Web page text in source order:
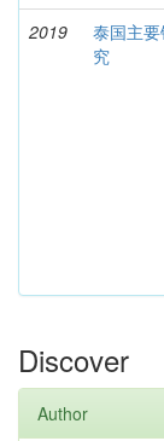
2019
泰国主
究
Discover
Author